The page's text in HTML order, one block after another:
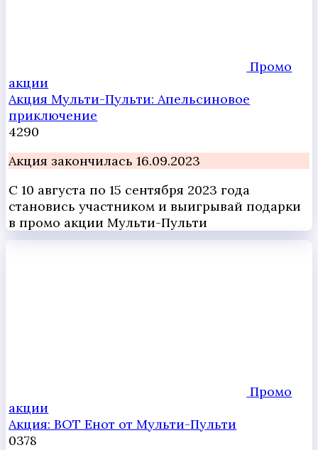
Промо
акции
Акция Мульти-Пульти: Апельсиновое
приключение
4290
Акция закончилась 16.09.2023
С 10 августа по 15 сентября 2023 года
становись участником и выигрывай подарки
в промо акции Мульти-Пульти
Промо
акции
Акция: ВОТ Енот от Мульти-Пульти
0378